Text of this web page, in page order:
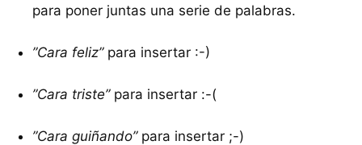
para poner juntas una serie de palabras.
”Cara feliz”para insertar :-)
”Cara triste”para insertar :-(
”Cara guiñando”para insertar ;-)